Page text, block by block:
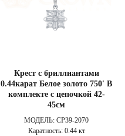
Крест с бриллиантами
0.44карат Белое золото 750' В
комплекте с цепочкой 42-
45см
МОДЕЛЬ: CP39-2070
Каратность: 0.44 кт